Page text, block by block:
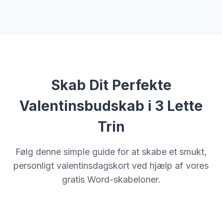
Skab Dit Perfekte
Valentinsbudskab i 3 Lette
Trin
Følg denne simple guide for at skabe et smukt,
personligt valentinsdagskort ved hjælp af vores
gratis Word-skabeloner.